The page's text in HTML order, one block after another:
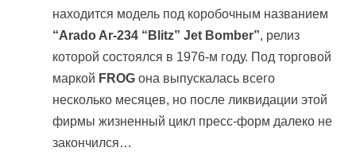
находится модель под коробочным названием
“Arado Ar-234 “Blitz” Jet Bomber”, релиз
которой состоялся в 1976-м году. Под торговой
маркой FROG она выпускалась всего
несколько месяцев, но после ликвидации этой
фирмы жизненный цикл пресс-форм далеко не
закончился…